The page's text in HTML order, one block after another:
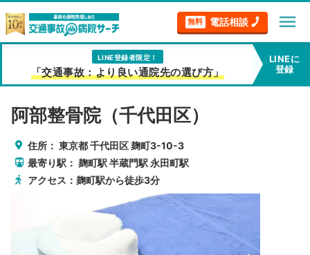
無料 電話相談 menu
LINE登録者限定！
「交通事故：より良い通院先の選び方」
LINEに
登録
阿部整骨院（千代田区）
住所：東京都千代田区麹町3-10-3
最寄り駅：麹町駅 半蔵門駅 永田町駅
アクセス：麹町駅から徒歩3分